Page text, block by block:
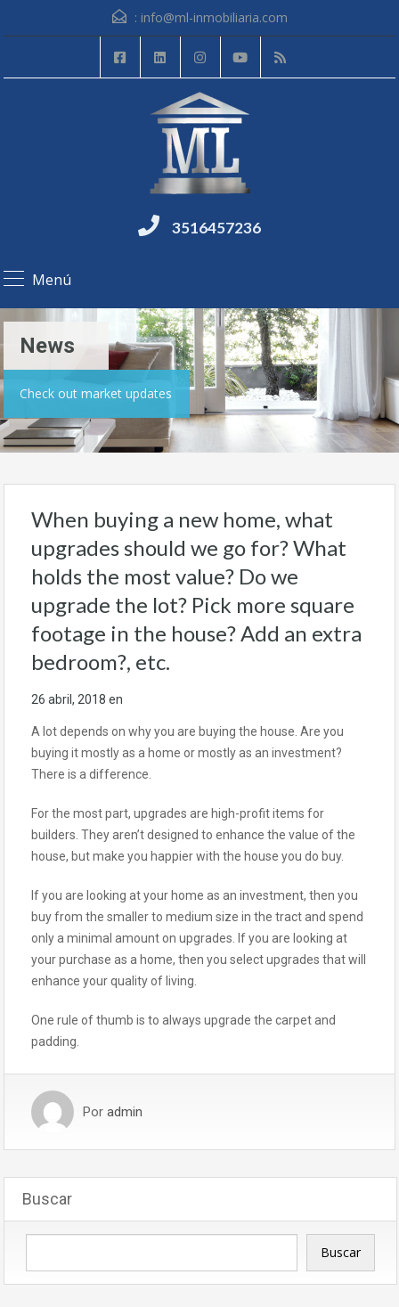
: info@ml-inmobiliaria.com
3516457236
Menú
News
Check out market updates
When buying a new home, what
upgrades should we go for? What
holds the most value? Do we
upgrade the lot? Pick more square
footage in the house? Add an extra
bedroom?, etc.
26 abril, 2018 en
A lot depends on why you are buying the house. Are you
buying it mostly as a home or mostly as an investment?
There is a difference.
For the most part, upgrades are high-profit items for
builders. They aren’t designed to enhance the value of the
house, but make you happier with the house you do buy.
If you are looking at your home as an investment, then you
buy from the smaller to medium size in the tract and spend
only a minimal amount on upgrades. If you are looking at
your purchase as a home, then you select upgrades that will
enhance your quality of living.
One rule of thumb is to always upgrade the carpet and
padding.
Por admin
Buscar
Buscar